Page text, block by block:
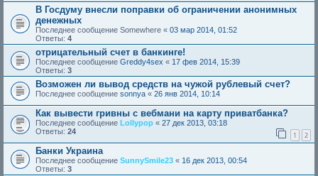
В Госдуму внесли поправки об ограничении анонимных
денежных
Последнее сообщение Somewhere « 03 мар 2014, 01:52
Ответы: 4
отрицательный счет в банкинге!
Последнее сообщение Greddy4sex « 17 фев 2014, 15:39
Ответы: 3
Возможен ли вывод средств на чужой рублевый счет?
Последнее сообщение sonnya « 26 янв 2014, 10:14
Как вывести гривны с вебмани на карту приватбанка?
Последнее сообщение Lollypop « 27 дек 2013, 03:18
Ответы: 24 1 2
Банки Украина
Последнее сообщение SunnySmile23 « 16 дек 2013, 00:54
Ответы: 3